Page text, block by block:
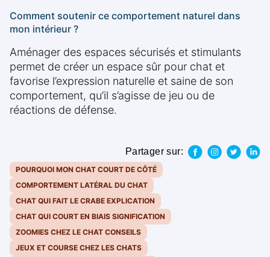
Comment soutenir ce comportement naturel dans
mon intérieur ?
Aménager des espaces sécurisés et stimulants
permet de créer un espace sûr pour chat et
favorise l’expression naturelle et saine de son
comportement, qu’il s’agisse de jeu ou de
réactions de défense.
Partager sur:
POURQUOI MON CHAT COURT DE CÔTÉ
COMPORTEMENT LATÉRAL DU CHAT
CHAT QUI FAIT LE CRABE EXPLICATION
CHAT QUI COURT EN BIAIS SIGNIFICATION
ZOOMIES CHEZ LE CHAT CONSEILS
JEUX ET COURSE CHEZ LES CHATS